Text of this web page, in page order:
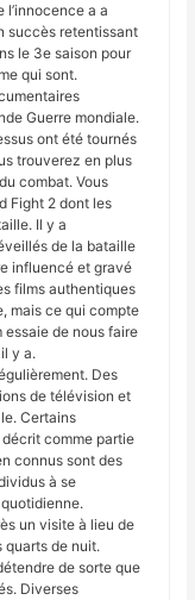
l’innocence a a
succès retentissant
le 3e saison pour
qui sont.
Guerre mondiale.
ont été tournés
trouverez en plus
combat. Vous
Fight 2 dont les
Il y a
de la bataille
influencé et gravé
films authentiques
mais ce qui compte
de nous faire
y a.
Des
de télévision et
Certains
comme partie
connus sont des
à se
un visite à lieu de
quarts de nuit.
de sorte que
Diverses